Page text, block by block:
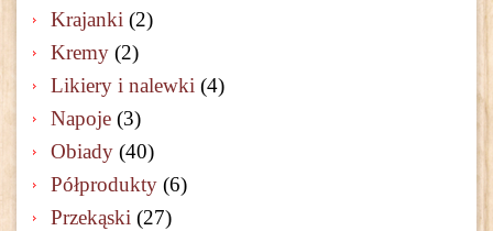
Krajanki (2)
Kremy (2)
Likiery i nalewki (4)
Napoje (3)
Obiady (40)
Półprodukty (6)
Przekąski (27)